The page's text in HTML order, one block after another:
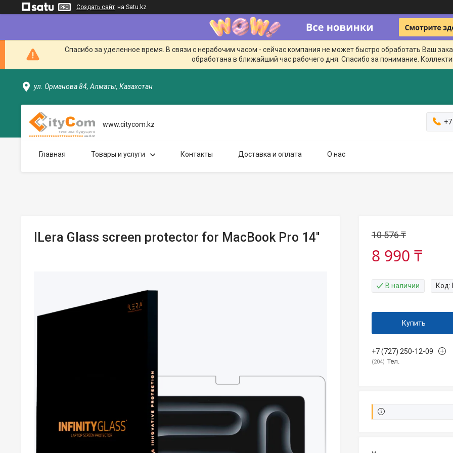
Создать сайт на Satu.kz
Спасибо за уделенное время. В связи с нерабочим часом - сейчас компания не может быстро обработать Ваш
обработана в ближайший час рабочего дня. Спасибо за понимание.
ул. Орманова 84, Алматы, Казахстан
www.citycom.kz
Главная Товары и услуги Контакты Доставка и оплата О нас
ILera Glass screen protector for MacBook Pro 14'' 10 576 ₸
8 990 ₸
В наличии Код:
Купить
+7 (727) 250-12-09
204 Тел.